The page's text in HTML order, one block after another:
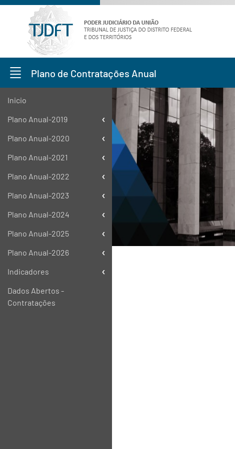
Plano de Contratações Anual
Inicio
Plano Anual-2019
Plano Anual-2020
Plano Anual-2021
Plano Anual-2022
Plano Anual-2023
Plano Anual-2024
Plano Anual-2025
Plano Anual-2026
Indicadores
Dados Abertos -
Contratações